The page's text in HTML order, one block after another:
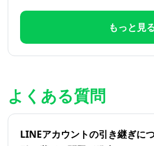
もっと見
よくある質問
LINEアカウントの引き継ぎに